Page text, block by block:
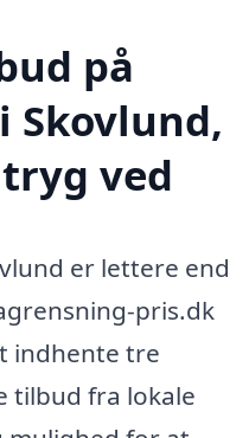
på
Skovlund,
ved
er lettere end
pris.dk
indhente tre
tilbud fra lokale